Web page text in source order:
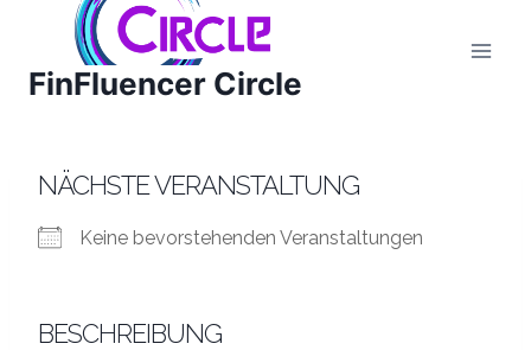
springen
FinFluencer Circle
NÄCHSTE VERANSTALTUNG
Keine bevorstehenden Veranstaltungen
BESCHREIBUNG